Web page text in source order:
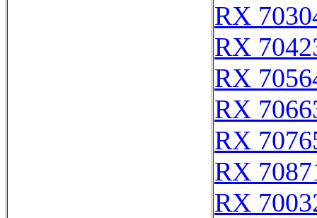
RX
RX
RX
RX
RX
RX
RX